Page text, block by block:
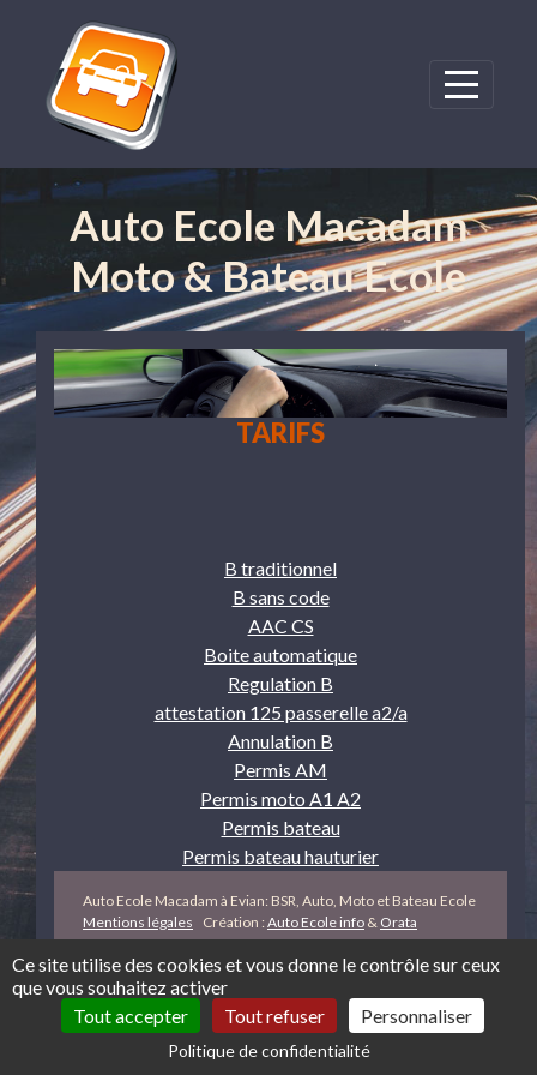
Ce site utilise des cookies et vous donne le contrôle sur ceux
que vous souhaitez activer
Tout accepter
Tout refuser Personnaliser
Politique de confidentialité
Auto Ecole Macadam
Moto & Bateau Ecole
TARIFS
B traditionnel
B sans code
AAC CS
Boite automatique
Regulation B
attestation 125 passerelle a2/a
Annulation B
Permis AM
Permis moto A1 A2
Permis bateau
Permis bateau hauturier
Auto Ecole Macadam à Evian: BSR, Auto, Moto et Bateau Ecole
Mentions légales
Création : Auto Ecole info & Orata